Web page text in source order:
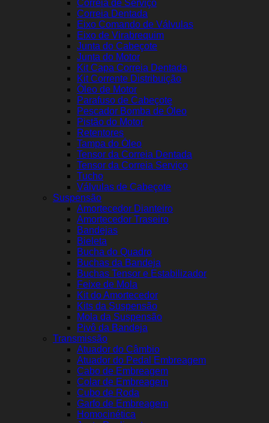
Correia de Serviço
Correia Dentada
Eixo Comando de Válvulas
Eixo de Virabrequim
Junta do Cabeçote
Junta do Motor
Kit Capa Correia Dentada
Kit Corrente Distribuição
Óleo de Motor
Parafuso de Cabeçote
Pescador Bomba de Óleo
Pistão do Motor
Retentores
Tampa do Óleo
Tensor da Correia Dentada
Tensor da Correia Serviço
Tucho
Válvulas de Cabeçote
Suspensão
Amortecedor Dianteiro
Amortecedor Traseiro
Bandejas
Bieleta
Bucha do Quadro
Buchas da Bandeja
Buchas Tensor e Estabilizador
Feixe de Mola
Kit do Amortecedor
Kits da Suspensão
Mola da Suspensão
Pivô da Bandeja
Transmissão
Atuador do Câmbio
Atuador do Pedal Embreagem
Cabo de Embreagem
Colar de Embreagem
Cubo de Roda
Garfo de Embreagem
Homocinética